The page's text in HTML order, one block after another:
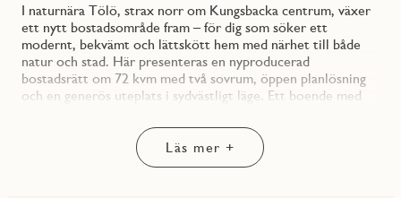
I naturnära Tölö, strax norr om Kungsbacka centrum, växer
ett nytt bostadsområde fram – för dig som söker ett
modernt, bekvämt och lättskött hem med närhet till både
natur och stad. Här presenteras en nyproducerad
bostadsrätt om 72 kvm med två sovrum, öppen planlösning
och en generös uteplats i sydvästligt läge. Ett boende med
inflytt planerad till våren 2027.
Bostaden har en genomtänkt och yteffektiv planlösning, där
varje kvadratmeter tagits tillvara. Hallen välkomnar med
Läs mer +